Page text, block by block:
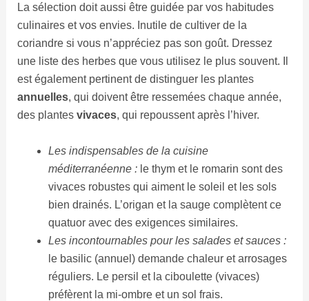
La sélection doit aussi être guidée par vos habitudes
culinaires et vos envies. Inutile de cultiver de la
coriandre si vous n’appréciez pas son goût. Dressez
une liste des herbes que vous utilisez le plus souvent. Il
est également pertinent de distinguer les plantes
annuelles, qui doivent être ressemées chaque année,
des plantes vivaces, qui repoussent après l’hiver.
Les indispensables de la cuisine
méditerranéenne :le thym et le romarin sont des
vivaces robustes qui aiment le soleil et les sols
bien drainés. L’origan et la sauge complètent ce
quatuor avec des exigences similaires.
Les incontournables pour les salades et sauces :
le basilic (annuel) demande chaleur et arrosages
réguliers. Le persil et la ciboulette (vivaces)
préfèrent la mi-ombre et un sol frais.